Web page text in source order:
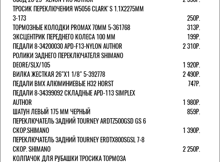
ТРОСИК ПЕРЕКЛЮЧЕНИЯ W5056 CLARK'S 1.1Х2275ММ
3-173
250Р.
ТОРМОЗНЫЕ КОЛОДКИ PROMAX 70ММ 5-361768
313Р.
ЭКСЦЕНТРИК ПЕРЕДНЕГО КОЛЕСА 100 ММ
199Р.
ПЕДАЛИ 8-34200030 APD-F13-NYLON AUTHOR
2 310Р.
РОЛИКИ ЗАДНЕГО ПЕРЕКЛЮЧАТЕЛЯ SHIMANO
DEORE/SLX/105
1 920Р.
ВИЛКА ЖЕСТКАЯ 26"Х1 1/8" 5-392778
2 490Р.
ПЕДАЛИ BMX АЛЮМИНИЕВЫЕ H32 HORST
747Р.
ПЕДАЛИ 8-34399092 СКЛАДНЫЕ APD-113 SIMPLEX
AUTHOR
1 980Р.
ШАТУН ЛЕВЫЙ 175 ММ ЧЕРНЫЙ
859Р.
ПЕРЕКЛЮЧАТЕЛЬ ЗАДНИЙ TOURNEY ARDTZ500GSD GS 6
СКОР.SHIMANO
1 390Р.
ПЕРЕКЛЮЧАТЕЛЬ ЗАДНИЙ TOURNEY ERDTX800SGSL 7-8
СКОР. SHIMANO
2 250Р.
КОЛПАЧОК ДЛЯ РУБАШКИ ТРОСИКА ТОРМОЗА